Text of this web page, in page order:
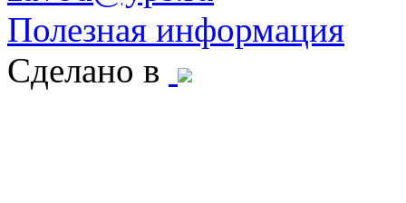
Полезная информация
Сделано в